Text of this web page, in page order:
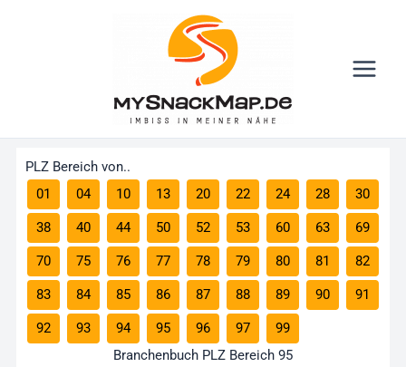
PLZ Bereich von..
01
04 10 13 20 22 24 28 30
38 40 44 50 52 53 60 63 69
70 75 76 77 78 79 80 81 82
83 84 85 86 87 88 89 90 91
92 93 94 95 96 97
99
Branchenbuch PLZ Bereich 95